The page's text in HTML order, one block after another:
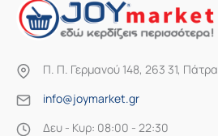
Π. Π. Γερμανού 148, 263 31, Πάτρα
info@joymarket.gr
Δευ - Κυρ: 08:00 - 22:30